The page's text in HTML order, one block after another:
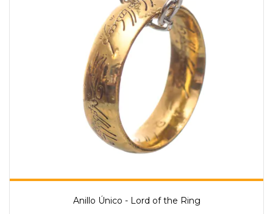
Anillo Único - Lord of the Ring